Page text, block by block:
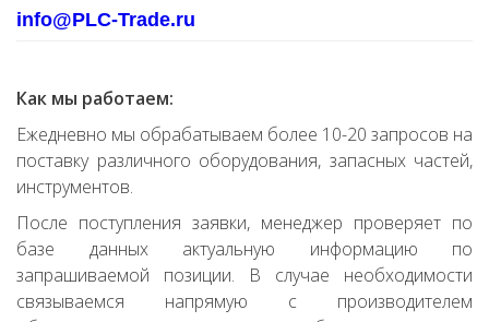
info@PLC-Trade.ru
Как мы работаем:
Ежедневно мы обрабатываем более 10-20 запросов на
поставку различного оборудования, запасных частей,
инструментов.
После поступления заявки, менеджер проверяет по
базе данных актуальную информацию по
запрашиваемой позиции. В случае необходимости
связываемся напрямую с производителем